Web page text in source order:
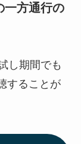
一方通行の
し期間でも
することが